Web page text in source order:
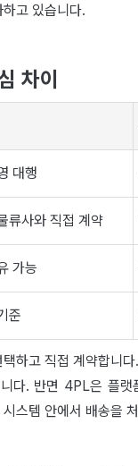
고 있습니다.
차이
대행
류사와 직접 계약
가능
준
하고 직접 계약합니
다. 반면 4PL은 플랫
스템 안에서 배송을